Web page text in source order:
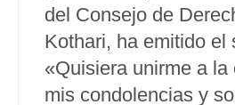
del Consejo de
Kothari, ha emitido el
«Quisiera unirme a
mis condolencias y